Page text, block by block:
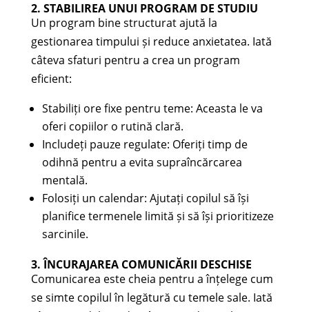
2. STABILIREA UNUI PROGRAM DE STUDIU
Un program bine structurat ajută la
gestionarea timpului și reduce anxietatea. Iată
câteva sfaturi pentru a crea un program
eficient:
Stabiliți ore fixe pentru teme: Aceasta le va
oferi copiilor o rutină clară.
Includeți pauze regulate: Oferiți timp de
odihnă pentru a evita supraîncărcarea
mentală.
Folosiți un calendar: Ajutați copilul să își
planifice termenele limită și să își prioritizeze
sarcinile.
3. ÎNCURAJAREA COMUNICĂRII DESCHISE
Comunicarea este cheia pentru a înțelege cum
se simte copilul în legătură cu temele sale. Iată